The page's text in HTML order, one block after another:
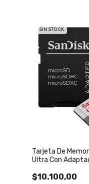
SIN STOCK
Tarjeta De
Ultra Con
$10.100,00